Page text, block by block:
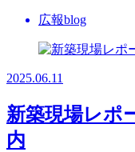
広報blog
2025.06.11
新築現場レポ
内